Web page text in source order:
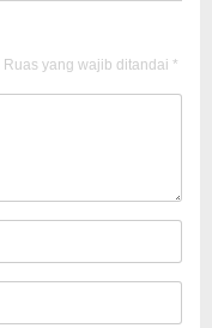
Ruas yang wajib ditandai *